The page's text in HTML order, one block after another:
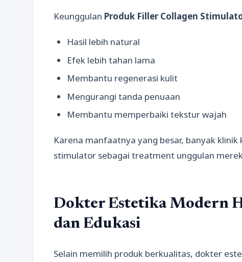
Keunggulan Produk Filler Collagen
Hasil lebih natural
Efek lebih tahan lama
Membantu regenerasi kulit
Mengurangi tanda penuaan
Membantu memperbaiki tekstur wajah
Karena manfaatnya yang besar, banyak
stimulator sebagai treatment unggulan
Dokter Estetika Modern
dan Edukasi
Selain memilih produk berkualitas, dokter